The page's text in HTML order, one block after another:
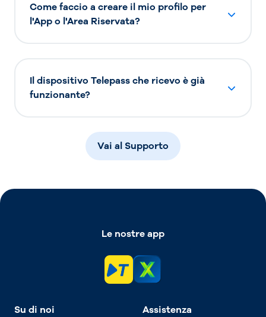
Come faccio a creare il mio profilo per
l'App o l'Area Riservata?
Il dispositivo Telepass che ricevo è già
funzionante?
Vai al Supporto
Le nostre app
Su di noi Assistenza